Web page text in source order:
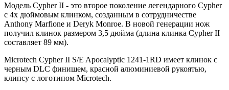
Модель Cypher II - это второе поколение легендарного Cypher
с 4х дюймовым клинком, созданным в сотрудничестве
Anthony Marfione и Deryk Monroe. В новой генерации нож
получил клинок размером 3,5 дюйма (длина клинка Cypher II
составляет 89 мм).
Microtech Cypher II S/E Apocalyptic 1241-1RD имеет клинок с
черным DLC финишем, красной алюминиевой рукоятью,
клипсу с логотипом Microtech.